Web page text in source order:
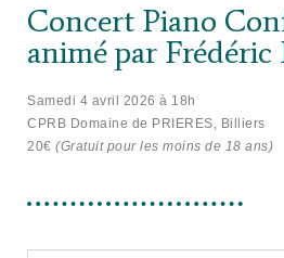
Concert Piano
animé par
Samedi 4 avril 2026 à 18h
CPRB Domaine de PRIERES, Billiers
20€ (Gratuit pour les moins de 18 ans)